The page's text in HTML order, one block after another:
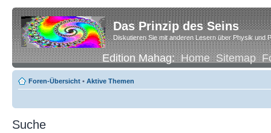
Das Prinzip des Seins
Diskutieren Sie mit anderen Lesern über Physik und
Edition Mahag:Home Sitemap
Foren-Übersicht • Aktive Themen
Suche